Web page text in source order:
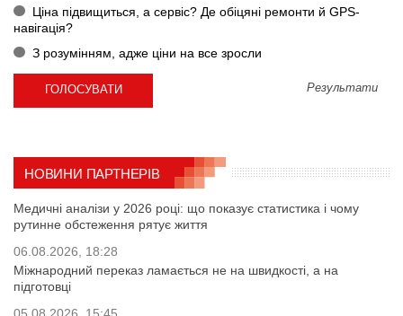
Ціна підвищиться, а сервіс? Де обіцяні ремонти й GPS-
навігація?
З розумінням, адже ціни на все зросли
Результати
НОВИНИ ПАРТНЕРІВ
Медичні аналізи у 2026 році: що показує статистика і чому
рутинне обстеження рятує життя
06.08.2026, 18:28
Міжнародний переказ ламається не на швидкості, а на
підготовці
05.08.2026, 15:45